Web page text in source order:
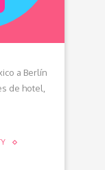
a Berlín
de hotel,